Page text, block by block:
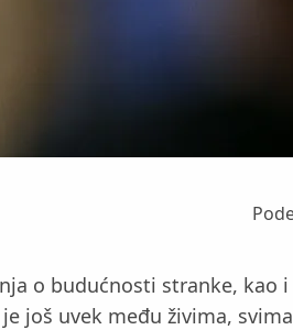
o budućnosti stranke, kao
još uvek među živima,